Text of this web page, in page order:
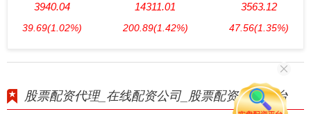
3940.04
39.69(1.02%)
14311.01
200.89(1.42%)
3563.12
47.56(1.35%)
股票配资代理_在线配资公司_股票配资正规平台